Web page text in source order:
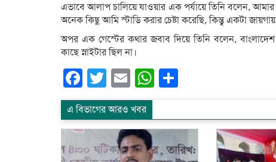
এভাবে আলাপ চালিয়ে যাওয়ার এক পর্যায়ে তিনি বলেন,
অনেক কিছু আমি স্টাডি করার চেষ্টা করেছি, কিন্তু একটা
অপর এক গেস্টের কথার জবাব দিয়ে তিনি বলেন,
কাছে স্নাইটার ছিল না।
Facebook
Twitter
EmailWhatsApp
এ বিভাগের আরও খবর